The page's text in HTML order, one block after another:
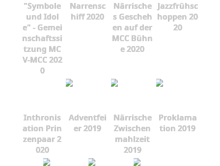
"Symbole
und Idol
e" - Gemei
nschaftssi
tzung MC
V-MCC 202
0
Narrensc
hiff 2020
Närrische
s Gescheh
en auf der
MCC Bühn
e 2020
Jazzfrühsc
hoppen 20
20
Inthronis
ation Prin
zenpaar 2
020
Adventfei
er 2019
Närrische
Zwischen
mahlzeit
2019
Proklama
tion 2019